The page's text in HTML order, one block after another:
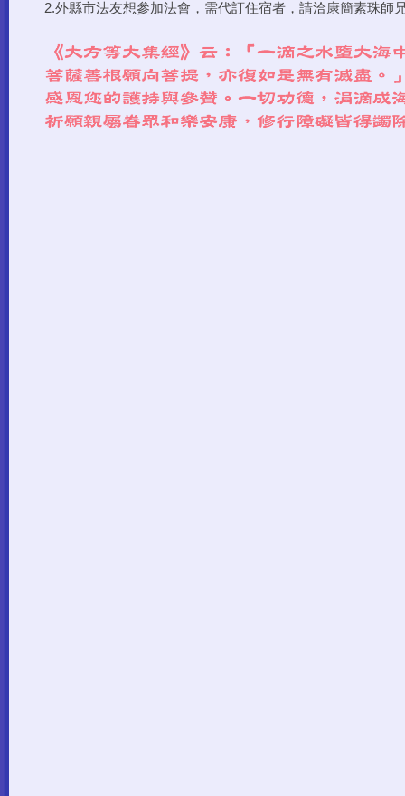
2.外縣市法友想參加法會，需代訂住宿者，請洽康簡素珠師